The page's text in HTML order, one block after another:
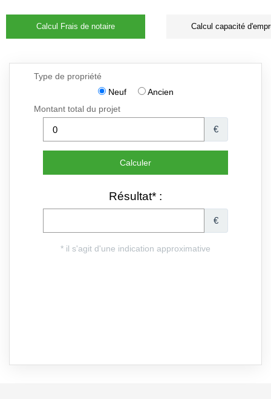
Calcul Frais de notaire Calcul capacité